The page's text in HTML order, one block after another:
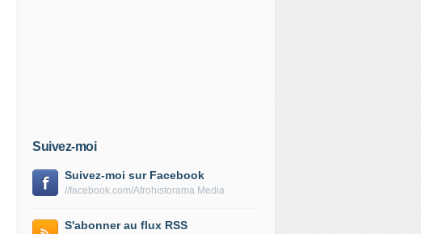
Suivez-moi
Suivez-moi sur Facebook
//facebook.com/Afrohistorama Media
S'abonner au flux RSS